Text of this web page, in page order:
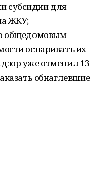
для
ЖКУ;
общедомовым
оспаривать их
уже отменил 13
обнаглевшие